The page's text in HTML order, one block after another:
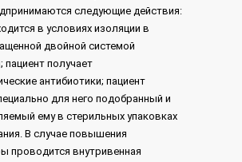
следующие действия:
в условиях изоляции в
двойной системой
пациент получает
антибиотики; пациент
для него подобранный и
ему в стерильных упаковках
В случае повышения
проводится внутривенная